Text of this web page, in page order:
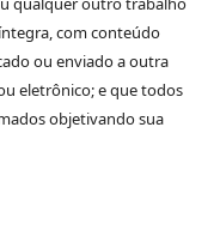
com conteúdo
ou enviado a outra
eletrônico; e que todos
objetivando sua